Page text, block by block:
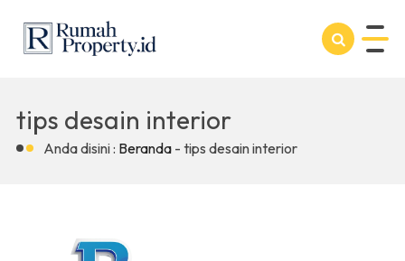
tips desain interior
Anda disini : Beranda - tips desain interior